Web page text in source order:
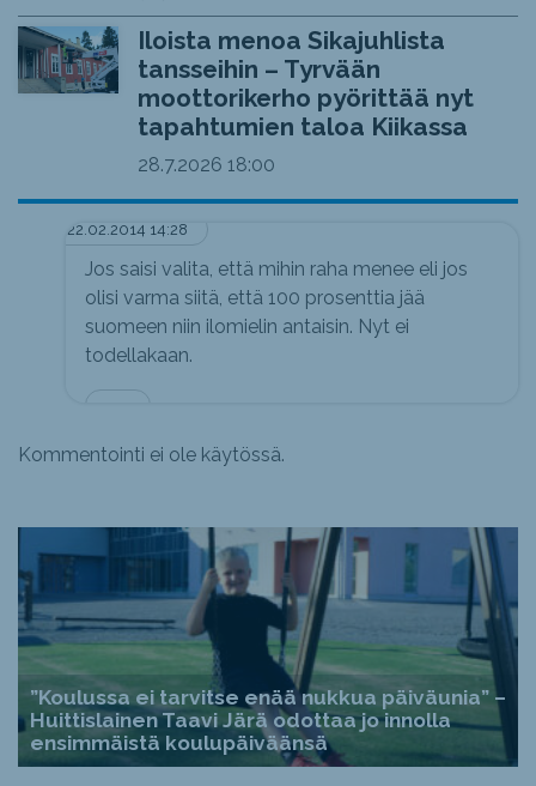
Iloista menoa Sikajuhlista
tansseihin – Tyrvään
moottorikerho pyörittää nyt
tapahtumien taloa Kiikassa
28.7.2026 18:00
22.02.2014 14:28
Jos saisi valita, että mihin raha menee eli jos
olisi varma siitä, että 100 prosenttia jää
suomeen niin ilomielin antaisin. Nyt ei
todellakaan.
Kommentointi ei ole käytössä.
”Koulussa ei tarvitse enää nukkua päiväunia” –
Huittislainen Taavi Järä odottaa jo innolla
ensimmäistä koulupäiväänsä